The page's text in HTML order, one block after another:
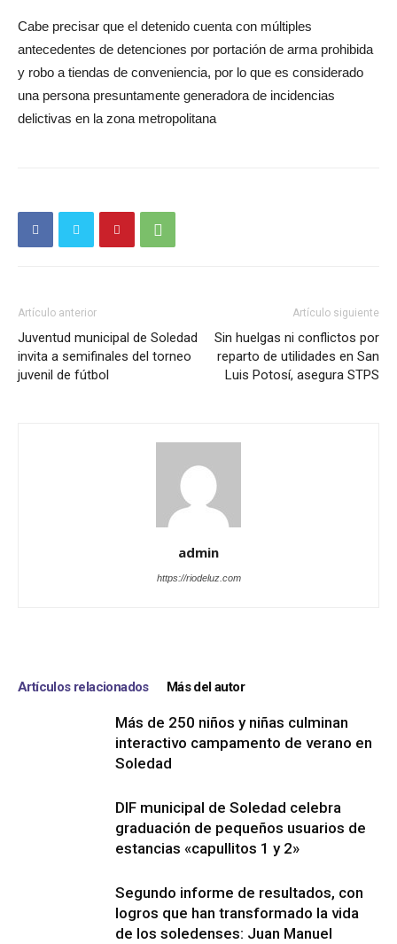
Cabe precisar que el detenido cuenta con múltiples
antecedentes de detenciones por portación de arma prohibida
y robo a tiendas de conveniencia, por lo que es considerado
una persona presuntamente generadora de incidencias
delictivas en la zona metropolitana
Artículo anterior
Juventud municipal de Soledad
invita a semifinales del torneo
juvenil de fútbol
Artículo siguiente
Sin huelgas ni conflictos por
reparto de utilidades en San
Luis Potosí, asegura STPS
admin
https://riodeluz.com
Artículos relacionados Más del autor
Más de 250 niños y niñas culminan
interactivo campamento de verano en
Soledad
DIF municipal de Soledad celebra
graduación de pequeños usuarios de
estancias «capullitos 1 y 2»
Segundo informe de resultados, con
logros que han transformado la vida
de los soledenses: Juan Manuel